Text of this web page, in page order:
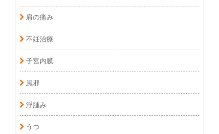
肩の痛み
不妊治療
子宮内膜
風邪
浮腫み
うつ